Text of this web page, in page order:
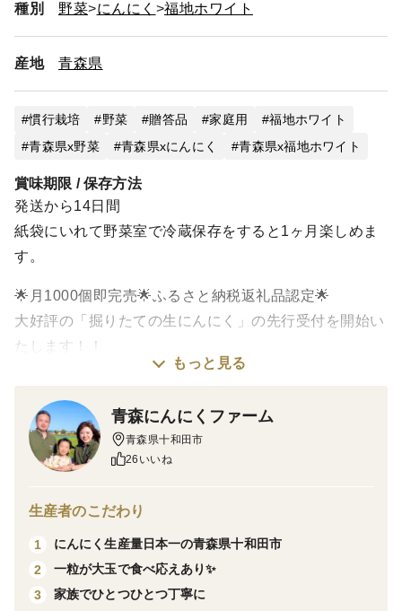
種別 野菜 にんにく 福地ホワイト
産地 青森県
慣行栽培 野菜 贈答品 家庭用
福地ホワイト
青森県x野菜
青森県xにんにく 青森県x福地ホワイト
賞味期限 / 保存方法
発送から14日間
紙袋にいれて野菜室で冷蔵保存をすると1ヶ月楽しめま
す。
🌟月1000個即完売🌟ふるさと納税返礼品認定🌟
大好評の「掘りたての生にんにく」の先行受付を開始い
たします！！
お届けは、6月下旬から順次行います‼️
にんにく生産量日本一の青森県十和田市✨
高級品種白玉王とミネラル豊富な土壌、こだわりと愛情
をこめて育てた自慢のとわだミネラルにんにく✨
掘りたてのみずみずしい風味豊かな生にんにく
この機会にぜひご賞味ください👩‍🌾👨‍🌾✨
■特典
もっと見る
青森にんにくファーム
青森県十和田市
26いいね
生産者のこだわり
1
にんにく生産量日本一の青森県十和田市
2
一粒が大玉で食べ応えあり✨
3
家族でひとつひとつ丁寧に